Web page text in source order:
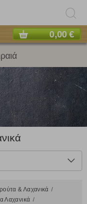
0,00 €
& Λαχανικά
Λαχανικά